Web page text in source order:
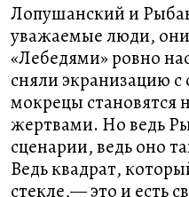
Лопушанский и
уважаемые люди,
«Лебедями» ровно
сняли экранизацию
мокрецы становятся
жертвами. Но ведь
сценарии, ведь оно
Ведь квадрат,
стекле,— это и есть